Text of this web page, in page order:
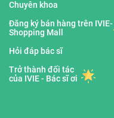
Chuyên khoa
Đăng ký bán hàng trên IVIE-
Shopping Mall
Hỏi đáp bác sĩ
Trở thành đối tác
của IVIE - Bác sĩ ơi